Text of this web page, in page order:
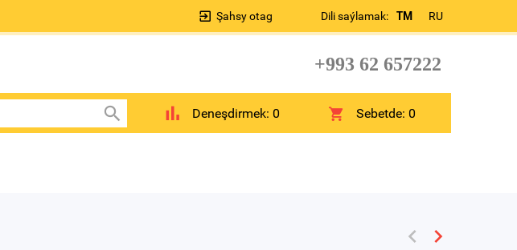
Dili saýlamak: TM RU
Şahsy otag
+993 62 657222
Deneşdirmek: 0 Sebetde:0